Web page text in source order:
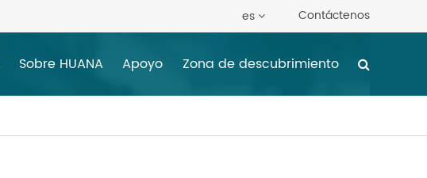
es Contáctenos
Sobre HUANA Apoyo Zona de descubrimiento